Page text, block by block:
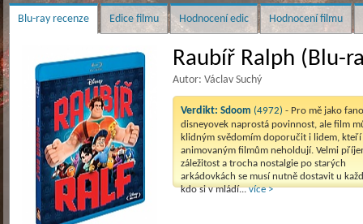
Blu-ray recenze Edice filmu Hodnocení edic Hodnocení filmu
Raubíř Ralph (Blu-
Autor: Václav Suchý
Verdikt: Sdoom (4972) - Pro mě jako
disneyovek naprostá povinnost, ale film
klidným svědomím doporučit i lidem, kteří
animovaným filmům neholdují. Velmi
záležitost a trocha nostalgie po starých
arkádovkách se musí nutně dostavit u
kdo si v mládí...více >